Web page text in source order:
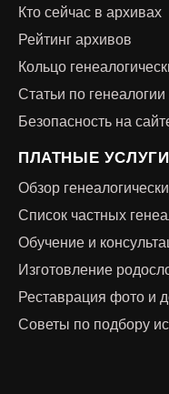
Кто сейчас в архивах
Рейтинг архивов
Кольцо
Статьи по генеалогии
Безопасность на
ПЛАТНЫЕ УСЛУГИ
Обзор
Список частных
Обучение и
Изготовление
Реставрация фото и
Советы по подбору